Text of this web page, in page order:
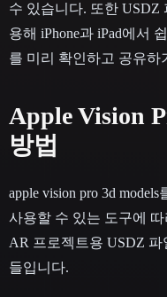
수 있습니다. 또한 USDZ
용해 iPhone과 iPad에서
를 미리 확인하고 공유하
Apple Vision
방법
apple vision pro 3d
사용할 수 있는 도구에
AR 프로젝트용 USDZ
들입니다.